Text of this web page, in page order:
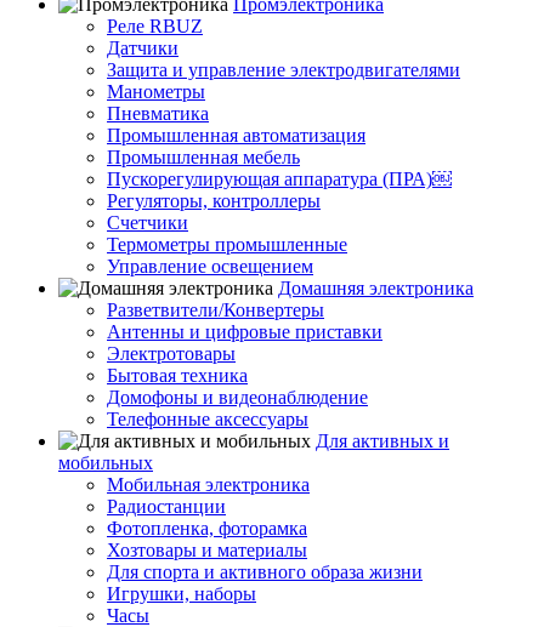
Промэлектроника
Реле RBUZ
Датчики
Защита и управление электродвигателями
Манометры
Пневматика
Промышленная автоматизация
Промышленная мебель
Пускорегулирующая аппаратура (ПРА)￼
Регуляторы, контроллеры
Счетчики
Термометры промышленные
Управление освещением
Домашняя электроника
Разветвители/Конвертеры
Антенны и цифровые приставки
Электротовары
Бытовая техника
Домофоны и видеонаблюдение
Телефонные аксессуары
Для активных и
мобильных
Мобильная электроника
Радиостанции
Фотопленка, фоторамка
Хозтовары и материалы
Для спорта и активного образа жизни
Игрушки, наборы
Часы